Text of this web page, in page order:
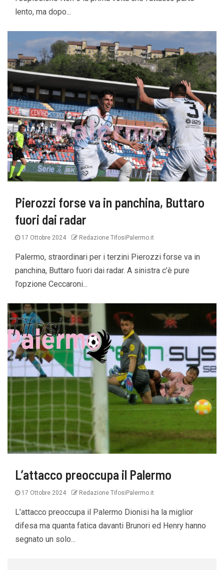
lento, ma dopo...
Pierozzi forse va in panchina, Buttaro
fuori dai radar
17 Ottobre 2024 Redazione TifosiPalermo.it
Palermo, straordinari per i terzini Pierozzi forse va in
panchina, Buttaro fuori dai radar. A sinistra c’è pure
l’opzione Ceccaroni...
L’attacco preoccupa il Palermo
17 Ottobre 2024 Redazione TifosiPalermo.it
L’attacco preoccupa il Palermo Dionisi ha la miglior
difesa ma quanta fatica davanti Brunori ed Henry hanno
segnato un solo...